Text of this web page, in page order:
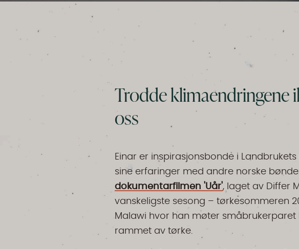
Trodde klimaendringene
oss
Einar er inspirasjonsbonde i
sine erfaringer med andre norske
dokumentarfilmen 'Uår', laget av Differ
vanskeligste sesong – tørkesommeren
Malawi hvor han møter småbrukerparet
rammet av tørke.